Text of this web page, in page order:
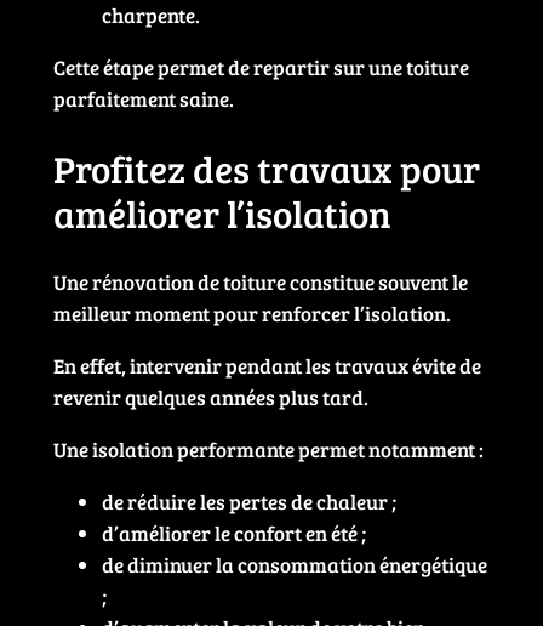
charpente.
Cette étape permet de repartir sur une toiture
parfaitement saine.
Profitez des travaux pour
améliorer l’isolation
Une rénovation de toiture constitue souvent le
meilleur moment pour renforcer l’isolation.
En effet, intervenir pendant les travaux évite de
revenir quelques années plus tard.
Une isolation performante permet notamment :
de réduire les pertes de chaleur ;
d’améliorer le confort en été ;
de diminuer la consommation énergétique
;